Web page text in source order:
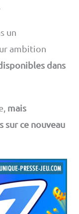
un
ambition
dans
mais
sur ce nouveau